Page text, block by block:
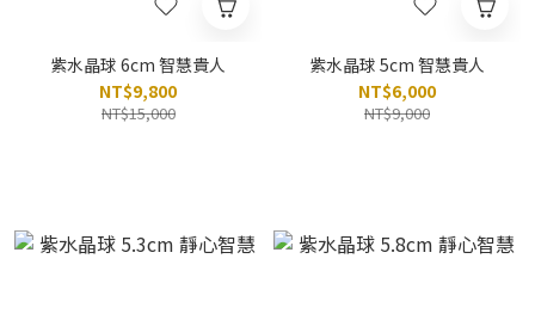
紫水晶球 6cm 智慧貴人
NT$9,800
NT$15,000
紫水晶球 5cm 智慧貴人
NT$6,000
NT$9,000